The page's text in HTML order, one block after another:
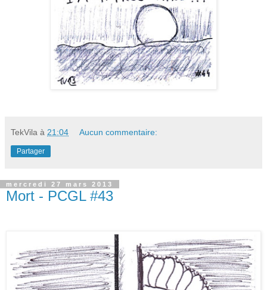
TekVila à 21:04 Aucun commentaire:
Partager
mercredi 27 mars 2013
Mort - PCGL #43